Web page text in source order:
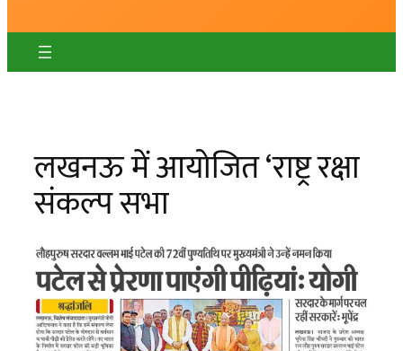
लखनऊ में आयोजित ‘राष्ट्र रक्षा
संकल्प सभा